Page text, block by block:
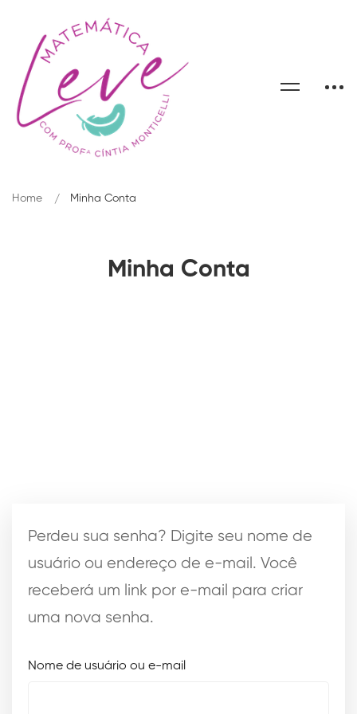
Minha Conta
Home Minha Conta
Conta
Perdeu sua senha? Digite seu nome de
usuário ou endereço de e-mail. Você
receberá um link por e-mail para criar
uma nova senha.
Nome de usuário ou e-mail